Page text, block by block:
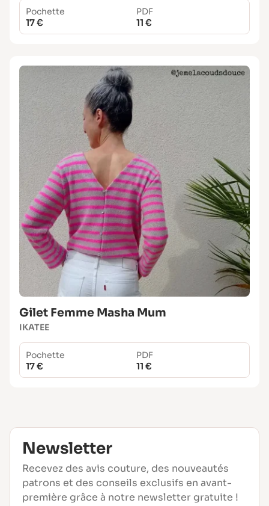
Pochette
17 €
PDF
11 €
Gilet Femme Masha Mum
IKATEE
Pochette
17 €
PDF
11 €
Newsletter
Recevez des avis couture, des nouveautés
patrons et des conseils exclusifs en avant-
première grâce à notre newsletter gratuite !